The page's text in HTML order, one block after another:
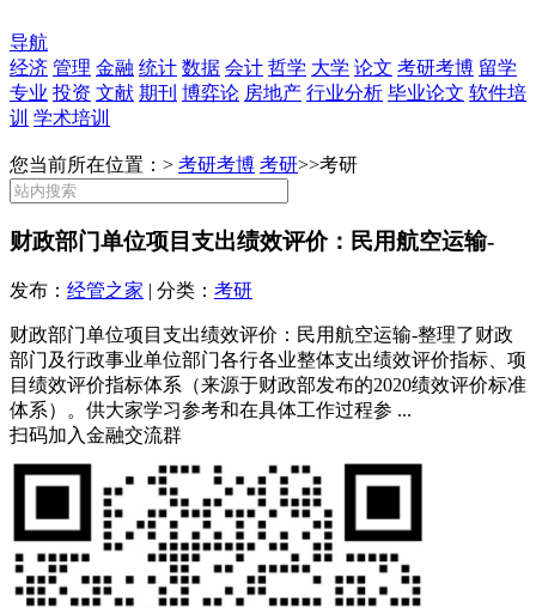
导航
经济 管理 金融 统计 数据 会计 哲学 大学 论文 考研考博 留学
专业 投资 文献 期刊 博弈论 房地产 行业分析 毕业论文 软件培
训 学术培训
您当前所在位置：> 考研考博 考研>>考研
财政部门单位项目支出绩效评价：民用航空运输-
发布： 经管之家 | 分类： 考研
财政部门单位项目支出绩效评价：民用航空运输-整理了财政
部门及行政事业单位部门各行各业整体支出绩效评价指标、项
目绩效评价指标体系（来源于财政部发布的2020绩效评价标准
体系）。供大家学习参考和在具体工作过程参 ...
扫码加入金融交流群